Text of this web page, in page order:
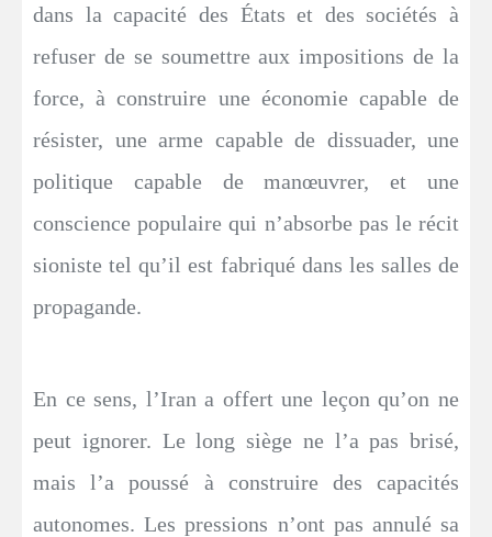
dans la capacité des États et des sociétés à
refuser de se soumettre aux impositions de la
force, à construire une économie capable de
résister, une arme capable de dissuader, une
politique capable de manœuvrer, et une
conscience populaire qui n’absorbe pas le récit
sioniste tel qu’il est fabriqué dans les salles de
propagande.
En ce sens, l’Iran a offert une leçon qu’on ne
peut ignorer. Le long siège ne l’a pas brisé,
mais l’a poussé à construire des capacités
autonomes. Les pressions n’ont pas annulé sa